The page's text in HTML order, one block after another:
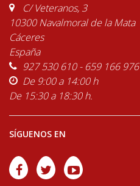
C/ Veteranos, 3
10300 Navalmoral de la Mata
Cáceres
España
927 530 610 - 659 166 976
De 9:00 a 14:00 h
De 15:30 a 18:30 h.
SÍGUENOS EN